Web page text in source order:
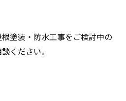
塗装・防水工事をご検討中の
ください。